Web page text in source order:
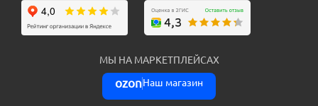
МЫ НА МАРКЕТПЛЕЙСАХ
ozonНаш магазин